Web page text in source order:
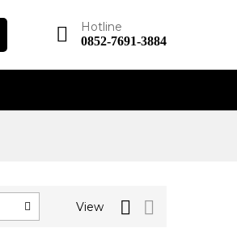
Hotline
0852-7691-3884
View